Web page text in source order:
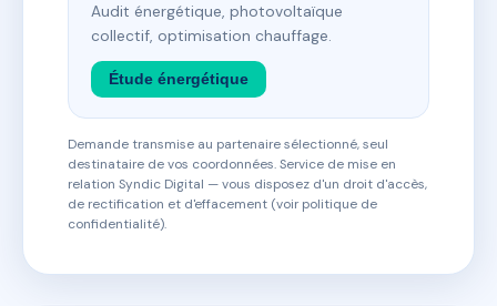
Audit énergétique, photovoltaïque
collectif, optimisation chauffage.
Étude énergétique
Demande transmise au partenaire sélectionné, seul
destinataire de vos coordonnées. Service de mise en
relation Syndic Digital — vous disposez d'un droit d'accès,
de rectification et d'effacement (voir politique de
confidentialité).